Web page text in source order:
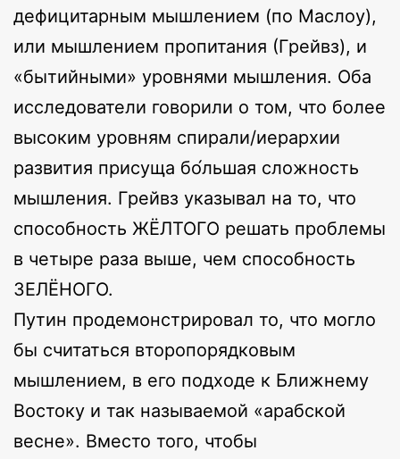
дефицитарным мышлением (по Маслоу),
или мышлением пропитания (Грейвз), и
«бытийными» уровнями мышления. Оба
исследователи говорили о том, что более
высоким уровням спирали/иерархии
развития присуща бо́льшая сложность
мышления. Грейвз указывал на то, что
способность ЖЁЛТОГО решать проблемы
в четыре раза выше, чем способность
ЗЕЛЁНОГО.
Путин продемонстрировал то, что могло
бы считаться второпорядковым
мышлением, в его подходе к Ближнему
Востоку и так называемой «арабской
весне». Вместо того, чтобы